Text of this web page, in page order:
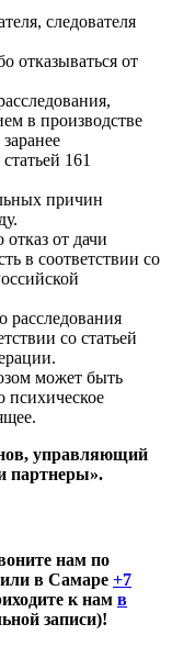
следователя
отказываться от
в производстве
161
причин
от дачи
в соответствии со
расследования
со статьей
может быть
психическое
управляющий
партнеры».
нам по
или в Самаре +7
к нам в
записи)!